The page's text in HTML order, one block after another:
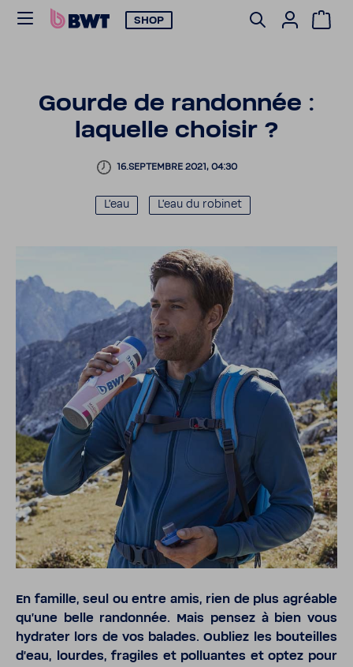
SHOP
Gourde de randonnée :
laquelle choisir ?
16.SEPTEMBRE 2021, 04:30
L'eau L'eau du robinet
En famille, seul ou entre amis, rien de plus agréable
qu'une belle randonnée. Mais pensez à bien vous
hydrater lors de vos balades. Oubliez les bouteilles
d'eau, lourdes, fragiles et polluantes et optez pour